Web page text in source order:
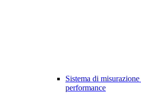
Sistema di
performance